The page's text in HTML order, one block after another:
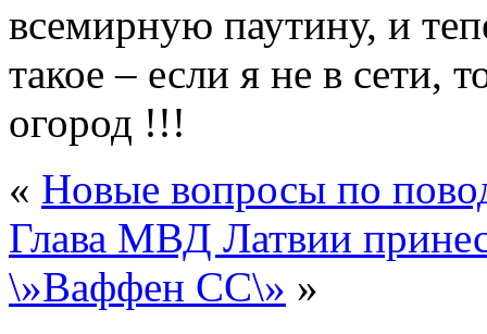
всемирную паутину, и
такое – если я не в сети,
огород !!!
« Новые вопросы по
Глава МВД Латвии
\»Ваффен СС\» »